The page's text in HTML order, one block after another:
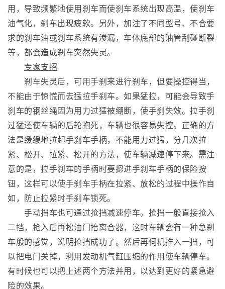
用，导致频繁地使用刹车而使刹车系统出现高温，使刹车
油气化，刹车出现疲软。另外，加注了不同型号、不合要
求的刹车油或刹车系统有渗漏，车体底部的油管刮碰断裂
等，都会造成刹车突然失灵。
专家支招
刹车失灵后，可用手刹来进行刹车，但要操控得当，
不能由于惊慌而去猛拉手刹车。如果猛拉，可能会导致手
刹车的钢丝绳因为用力过猛被绷断，使手刹失效。拉手刹
过猛还使车辆的后轮抱死，车辆也很容易失控。正确的方
法是缓缓地拉起手刹车手柄，不能用力过猛，分几次拉
紧、松开、拉紧、松开的方法，使车辆减速停下来。需注
意的是，拉手刹车的手柄时要摁进手刹车手柄的保险按
钮，这样可以使手刹车手柄在拉紧、放松的过程中操作自
如，防止拉紧时手刹车锁死。
手动挡车也可通过抢挡减速停车。抢挡一般直接抢入
二挡，抢入后再松油门抬离合器，这时车辆会有一种急刹
车般的感觉，说明抢挡成功了。然后再伺机推入一挡，可
以把电门关掉，利用发动机气缸压缩的作用使车辆停车。
有时候也可以把上述两个方法并用，以达到更好的紧急避
险的效果。